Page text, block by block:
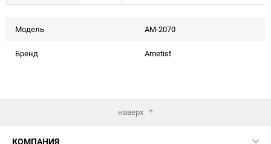
Модель AM-2070
Бренд Ametist
наверх
КОМПАНИЯ